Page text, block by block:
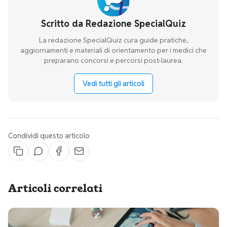
Scritto da Redazione SpecialQuiz
La redazione SpecialQuiz cura guide pratiche,
aggiornamenti e materiali di orientamento per i medici che
preparano concorsi e percorsi post-laurea.
Vedi tutti gli articoli
Condividi questo articolo
Articoli correlati